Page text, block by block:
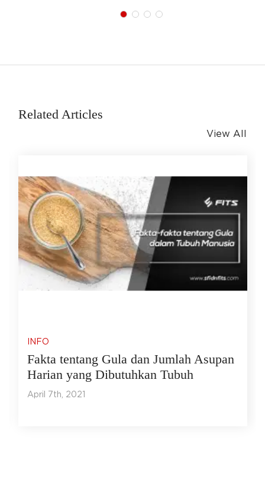
Related Articles
View All
INFO
Fakta tentang Gula dan Jumlah Asupan
Harian yang Dibutuhkan Tubuh
April 7th, 2021